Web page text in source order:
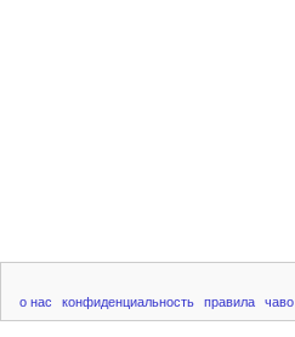
о нас конфиденциальность правила чаво